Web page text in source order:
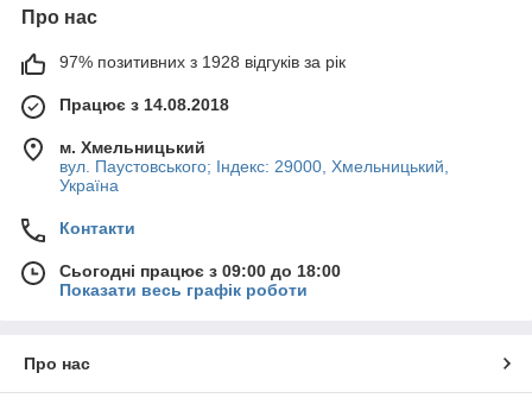
Про нас
97% позитивних з 1928 відгуків за рік
Працює з 14.08.2018
м. Хмельницький
вул. Паустовського; Індекс: 29000, Хмельницький,
Україна
Контакти
Сьогодні працює з 09:00 до 18:00
Показати весь графік роботи
Про нас